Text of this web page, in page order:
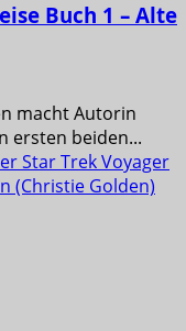
Buch 1 – Alte
macht Autorin
ersten beiden...
Star Trek Voyager
(Christie Golden)